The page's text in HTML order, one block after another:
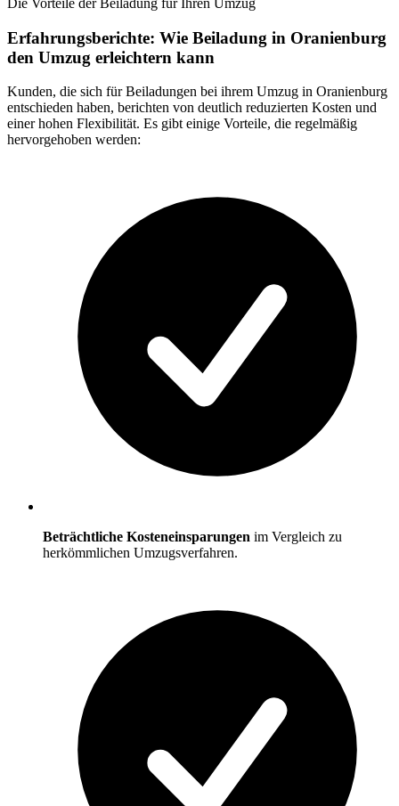
Erfahrungsberichte: Wie Beiladung in Oranienburg
den Umzug erleichtern kann
Kunden, die sich für Beiladungen bei ihrem Umzug in Oranienburg
entschieden haben, berichten von deutlich reduzierten Kosten und
einer hohen Flexibilität. Es gibt einige Vorteile, die regelmäßig
hervorgehoben werden:
Beträchtliche Kosteneinsparungen im Vergleich zu
herkömmlichen Umzugsverfahren.